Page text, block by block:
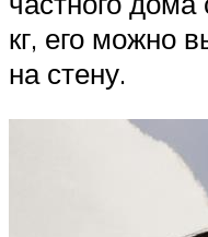
кг, его можно
на стену.